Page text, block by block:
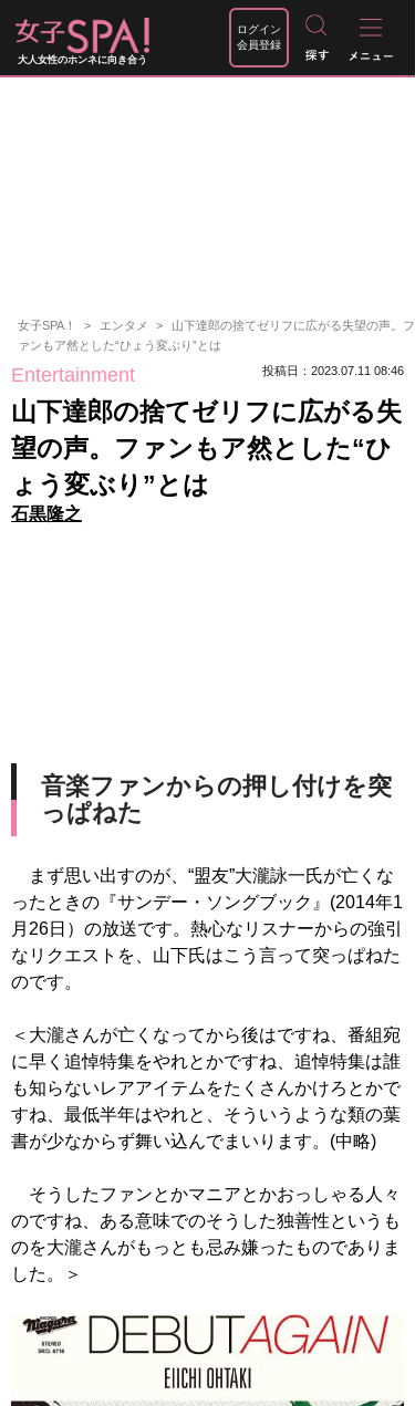
大人女性のホンネに向き合う
ログイン
会員登録
女子SPA！ エンタメ
山下達郎の捨てゼリフに広がる失望の声。フ
ァンもア然とした“ひょう変ぶり”とは
Entertainment 投稿日：2023.07.11 08:46
山下達郎の捨てゼリフに広がる失
望の声。ファンもア然とした“ひ
ょう変ぶり”とは
石黒隆之
音楽ファンからの押し付けを突
っぱねた
まず思い出すのが、“盟友”大瀧詠一氏が亡くな
ったときの『サンデー・ソングブック』(2014年1
月26日）の放送です。熱心なリスナーからの強引
なリクエストを、山下氏はこう言って突っぱねた
のです。
＜大瀧さんが亡くなってから後はですね、番組宛
に早く追悼特集をやれとかですね、追悼特集は誰
も知らないレアアイテムをたくさんかけろとかで
すね、最低半年はやれと、そういうような類の葉
書が少なからず舞い込んでまいります。(中略)
そうしたファンとかマニアとかおっしゃる人々
のですね、ある意味でのそうした独善性というも
のを大瀧さんがもっとも忌み嫌ったものでありま
した。＞